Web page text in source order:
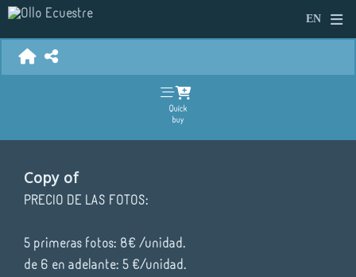
Quick
buy
Copy of
PRECIO DE LAS FOTOS:
5 primeras fotos: 8€ /unidad.
de 6 en adelante: 5 €/unidad.